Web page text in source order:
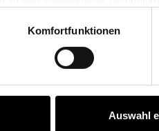
Vertrag widerrufen
Komfortfunktionen
Auswahl